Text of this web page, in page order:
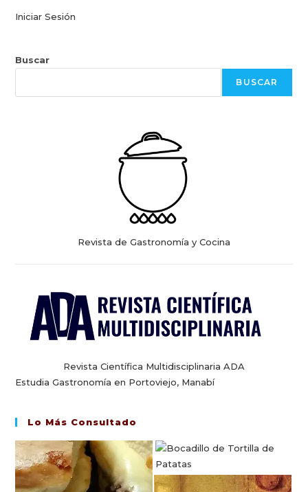
Iniciar Sesión
Buscar
BUSCAR
Revista de Gastronomía y Cocina
Revista Científica Multidisciplinaria ADA
Estudia Gastronomía en Portoviejo, Manabí
Lo Más Consultado